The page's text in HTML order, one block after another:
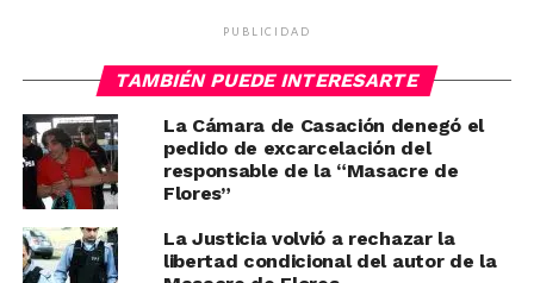
PUBLICIDAD
TAMBIÉN PUEDE INTERESARTE
La Cámara de Casación denegó el
pedido de excarcelación del
responsable de la “Masacre de
Flores”
La Justicia volvió a rechazar la
libertad condicional del autor de la